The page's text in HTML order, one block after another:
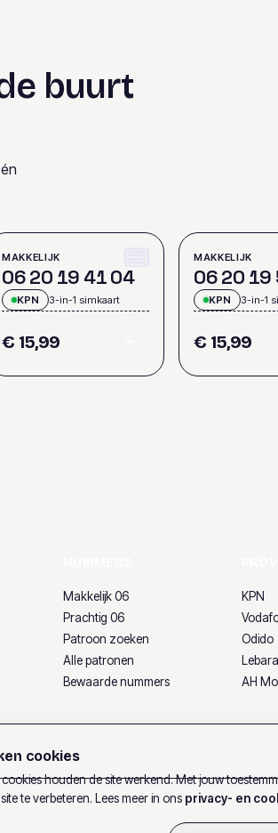
buurt
MAKKELIJK
0620 19 4104
KPN 3-in-1 simkaart
€ 15,99
MAKKELIJK
0620 19
KPN 3-in-1
€ 15,99
Makkelijk 06
Prachtig 06
Patroon zoeken
Alle patronen
Bewaarde nummers
KPN
Odido
Lebara
AH
cookies
houden de site werkend. Met jouw
te verbeteren. Lees meer in ons privacy- en